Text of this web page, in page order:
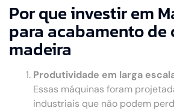
Por que investir em
para acabamento de
madeira
Produtividade em larga
Essas máquinas foram
industriais que não podem